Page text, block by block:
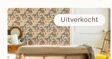
Uitverkocht